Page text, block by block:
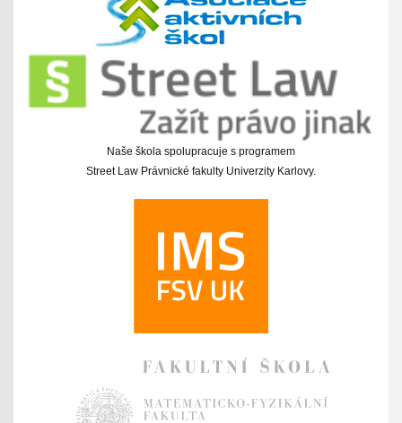
Naše škola spolupracuje s programem
Street Law Právnické fakulty Univerzity Karlovy.